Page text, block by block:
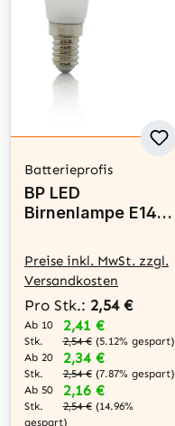
Batterieprofis
BP LED
Birnenlampe E14
matt
Preise inkl. MwSt. zzgl.
Versandkosten
Pro Stk.: 2,54 €
Ab 10
Stk.
2,41 €
2,54 € (5.12% gespart)
Ab 20
Stk.
2,34 €
2,54 € (7.87% gespart)
Ab 50
Stk.
2,16 €
2,54 € (14.96%
gespart)